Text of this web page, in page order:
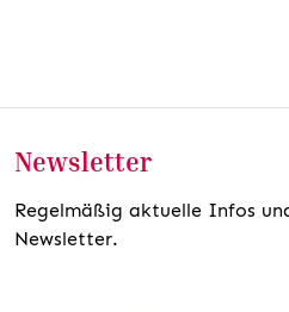
Newsletter
Regelmäßig aktuelle Infos
Newsletter.